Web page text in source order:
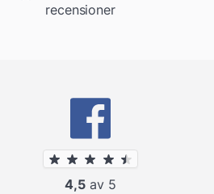
recensioner
4,5 av 5